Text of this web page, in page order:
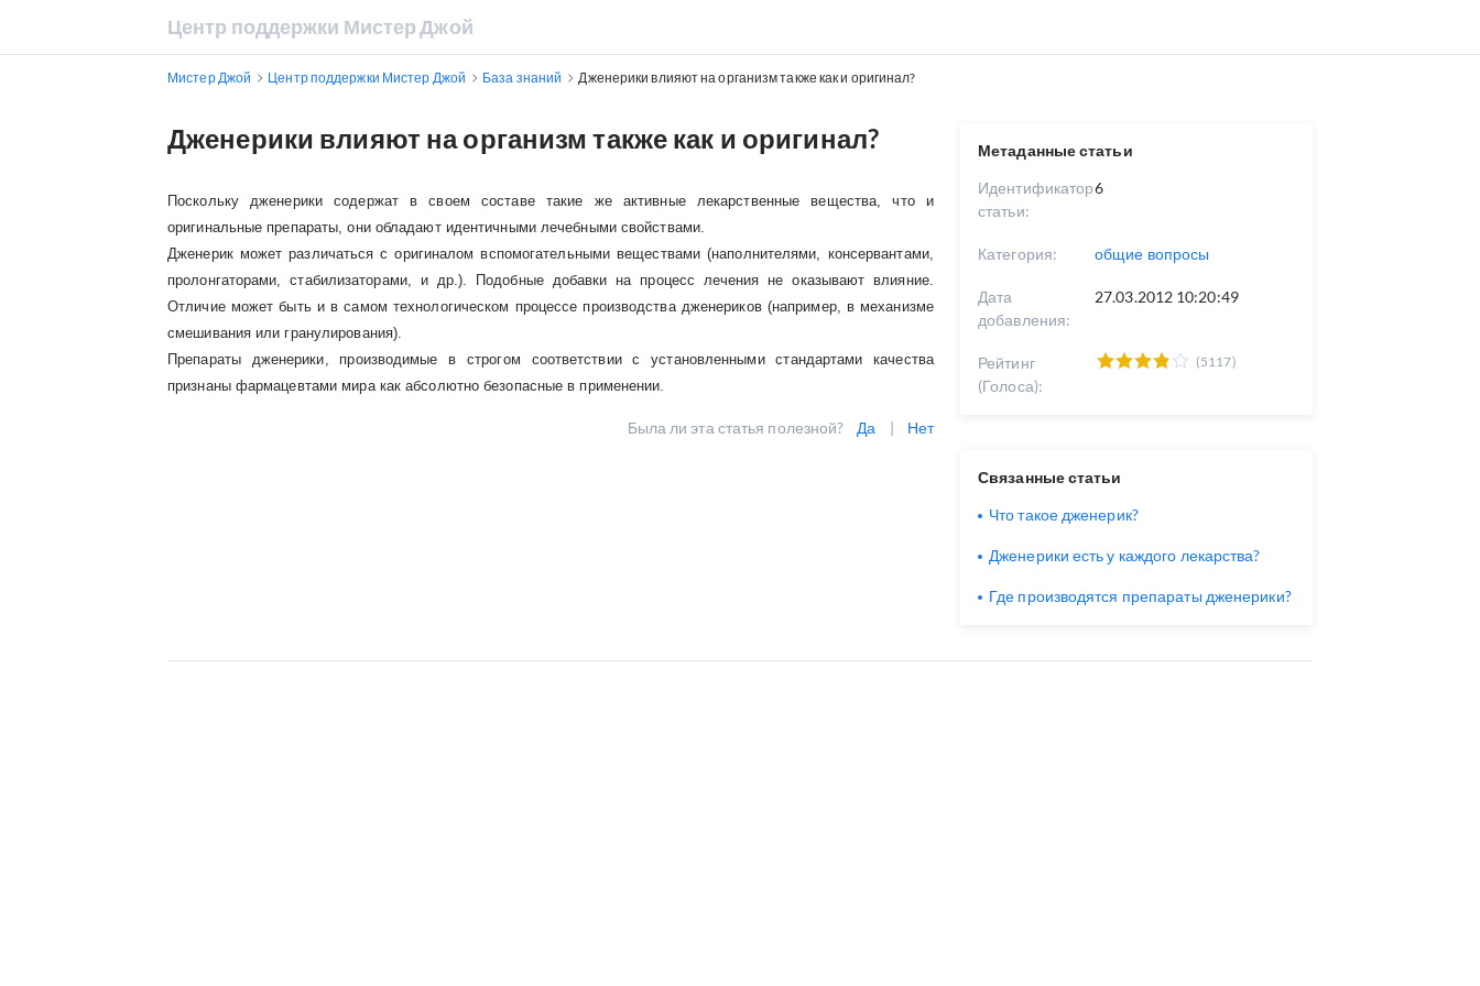
Центр поддержки Мистер Джой
Мистер Джой Центр поддержки Мистер Джой База знаний Дженерики влияют на организм также как и оригинал?
Дженерики влияют на организм также как и оригинал?
Поскольку дженерики содержат в своем составе такие же активные лекарственные вещества, что и
оригинальные препараты, они обладают идентичными лечебными свойствами.
Дженерик может различаться с оригиналом вспомогательными веществами (наполнителями, консервантами,
пролонгаторами, стабилизаторами, и др.). Подобные добавки на процесс лечения не оказывают влияние.
Отличие может быть и в самом технологическом процессе производства дженериков (например, в механизме
смешивания или гранулирования).
Препараты дженерики, производимые в строгом соответствии с установленными стандартами качества
признаны фармацевтами мира как абсолютно безопасные в применении.
Была ли эта статья полезной? Да | Нет
Метаданные статьи
Идентификатор
статьи:
6
Категория: общие вопросы
Дата
добавления:
27.03.2012 10:20:49
Рейтинг
(Голоса):
(5117)
Связанные статьи
Что такое дженерик?
Дженерики есть у каждого лекарства?
Где производятся препараты дженерики?